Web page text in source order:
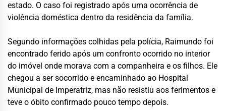
estado. O caso foi registrado após uma ocorrência de
violência doméstica dentro da residência da família.
Segundo informações colhidas pela polícia, Raimundo foi
encontrado ferido após um confronto ocorrido no interior
do imóvel onde morava com a companheira e os filhos. Ele
chegou a ser socorrido e encaminhado ao Hospital
Municipal de Imperatriz, mas não resistiu aos ferimentos e
teve o óbito confirmado pouco tempo depois.